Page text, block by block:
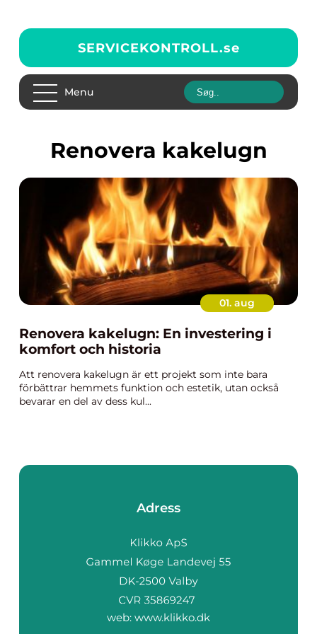
SERVICEKONTROLL.se
Menu
renovera kakelugn
01. aug
Renovera kakelugn: En investering i
komfort och historia
Att renovera kakelugn är ett projekt som inte bara
förbättrar hemmets funktion och estetik, utan också
bevarar en del av dess kul...
Adress
web: www.klikko.dk